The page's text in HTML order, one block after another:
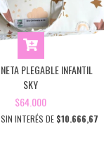
PLEGABLE INFANTIL
SKY
$64.000
INTERÉS DE $10.666,67